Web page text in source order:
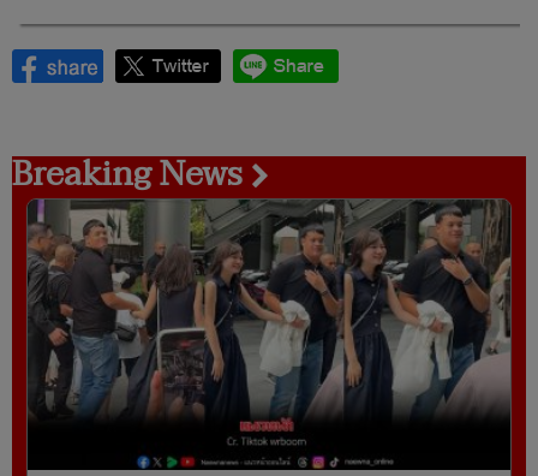
Breaking News